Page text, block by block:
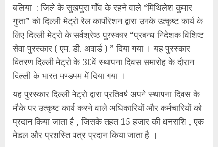
बलिया : जिले के सुखपुरा गाँव के रहने वाले “मिथिलेश कुमार
गुप्ता” को दिल्ली मेट्रो रेल कार्पोरेशन द्वारा उनके उत्कृष्ट कार्य के
लिए दिल्ली मेट्रो के सर्वश्रेष्ठ पुरस्कार “प्रबन्ध निदेशक विशिष्ट
सेवा पुरस्कार ( एम. डी. अवार्ड ) ” दिया गया । यह पुरस्कार
वितरण दिल्ली मेट्रो के 30वें स्थापना दिवस समारोह के दौरान
दिल्ली के भारत मण्डपम में दिया गया ।
यह पुरस्कार दिल्ली मेट्रो द्वारा प्रतिवर्ष अपने स्थापना दिवस के
मौके पर उत्कृष्ट कार्य करने वाले अधिकारियों और कर्मचारियों को
प्रदान किया जाता है , जिसके तहत 15 हजार की धनराशि , एक
मेडल और प्रशस्ति पत्र प्रदान किया जाता है ।